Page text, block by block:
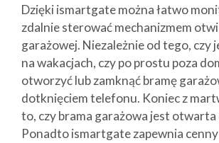
Dzięki ismartgate można łatwo
zdalnie sterować mechanizmem
garażowej. Niezależnie od tego, czy
na wakacjach, czy po prostu poza
otworzyć lub zamknąć bramę
dotknięciem telefonu. Koniec z
to, czy brama garażowa jest otwarta
Ponadto ismartgate zapewnia